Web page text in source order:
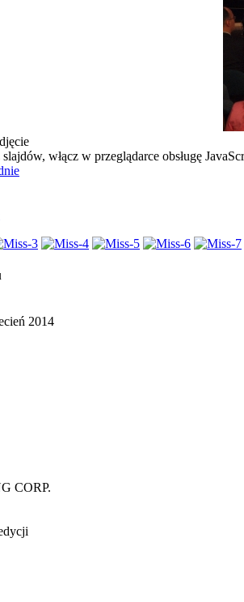
włącz w przeglądarce obsługę
2014
CORP.